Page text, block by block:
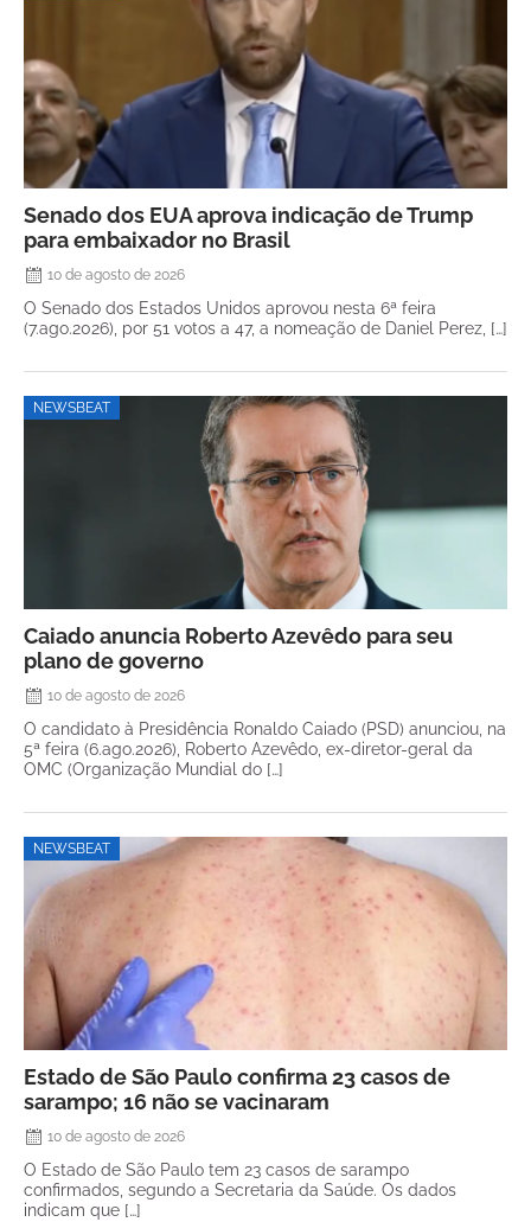
Senado dos EUA aprova indicação de Trump
para embaixador no Brasil
10 de agosto de 2026
O Senado dos Estados Unidos aprovou nesta 6ª feira
(7.ago.2026), por 51 votos a 47, a nomeação de Daniel Perez, […]
NEWSBEAT
Caiado anuncia Roberto Azevêdo para seu
plano de governo
10 de agosto de 2026
O candidato à Presidência Ronaldo Caiado (PSD) anunciou, na
5ª feira (6.ago.2026), Roberto Azevêdo, ex-diretor-geral da
OMC (Organização Mundial do […]
NEWSBEAT
Estado de São Paulo confirma 23 casos de
sarampo; 16 não se vacinaram
10 de agosto de 2026
O Estado de São Paulo tem 23 casos de sarampo
confirmados, segundo a Secretaria da Saúde. Os dados
indicam que […]